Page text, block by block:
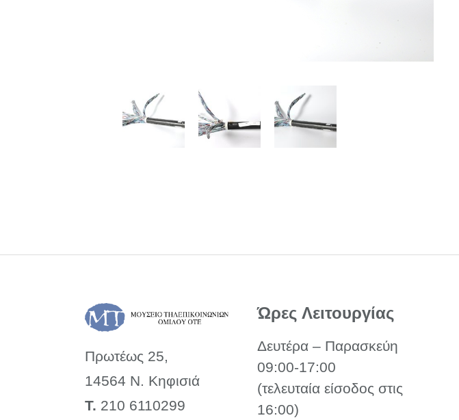
Πρωτέως 25,
14564 Ν. Κηφισιά
Τ. 210 6110299
Ώρες Λειτουργίας
Δευτέρα – Παρασκεύη
09:00-17:00
(τελευταία είσοδος στις
16:00)